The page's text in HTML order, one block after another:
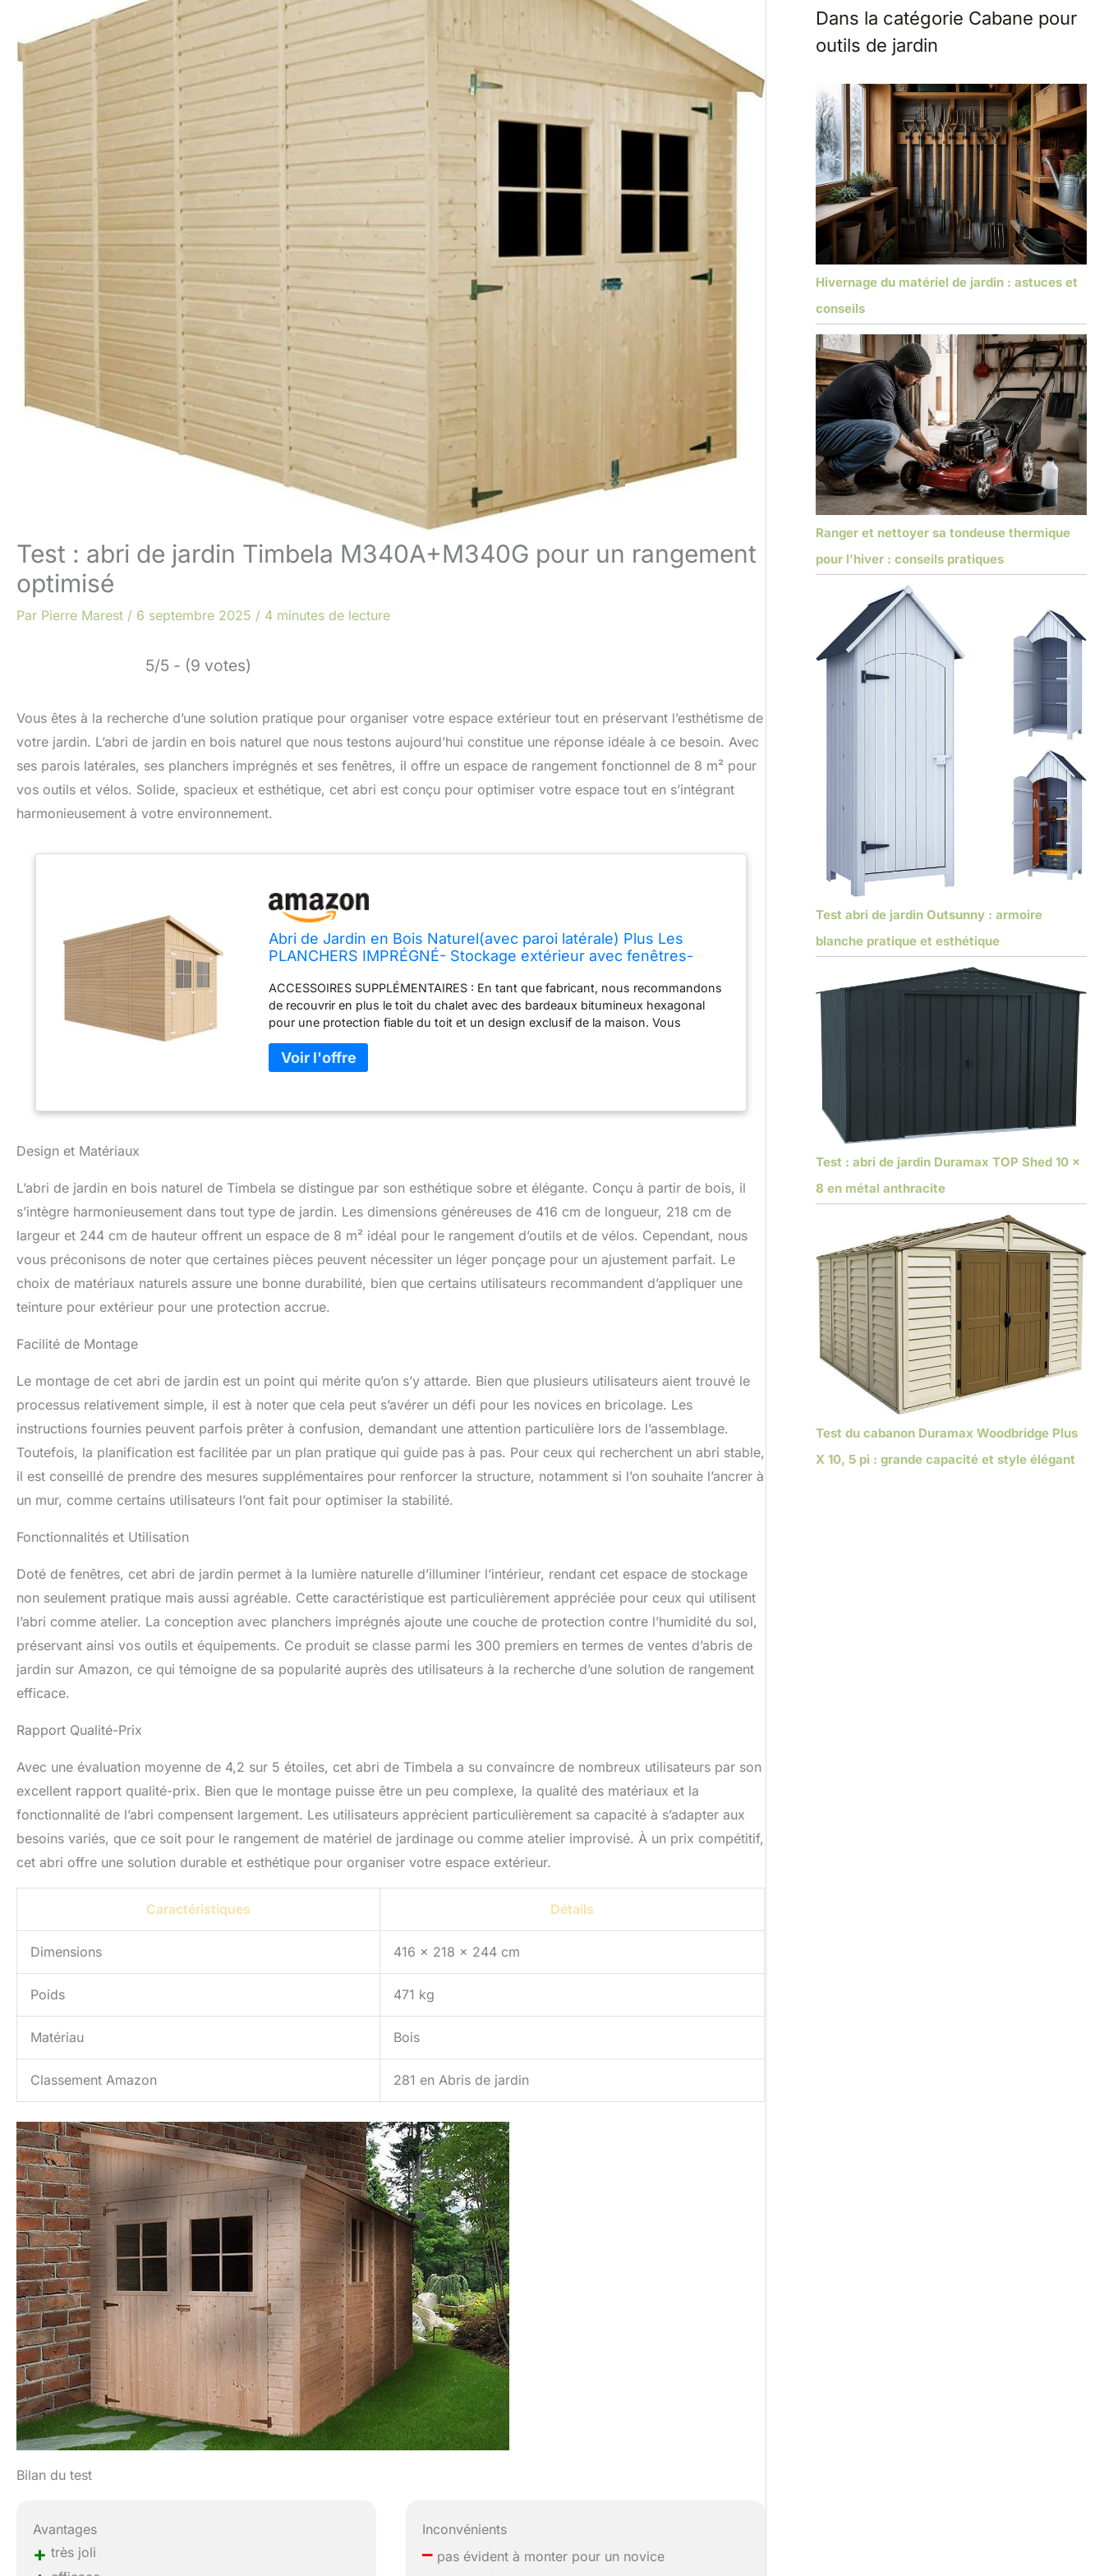
Test : abri de jardin Timbela M340A+M340G pour un rangement
optimisé
Par Pierre Marest / 6 septembre 2025 / 4 minutes de lecture
5/5 - (9 votes)
Vous êtes à la recherche d’une solution pratique pour organiser votre espace extérieur tout en préservant l’esthétisme de
votre jardin. L’abri de jardin en bois naturel que nous testons aujourd’hui constitue une réponse idéale à ce besoin. Avec
ses parois latérales, ses planchers imprégnés et ses fenêtres, il offre un espace de rangement fonctionnel de 8 m² pour
vos outils et vélos. Solide, spacieux et esthétique, cet abri est conçu pour optimiser votre espace tout en s’intégrant
harmonieusement à votre environnement.
Abri de Jardin en Bois Naturel(avec paroi latérale) Plus Les
PLANCHERS IMPRÉGNÉ- Stockage extérieur avec fenêtres-
TIMBELA M340A+M340G
ACCESSOIRES SUPPLÉMENTAIRES : En tant que fabricant, nous recommandons
de recouvrir en plus le toit du chalet avec des bardeaux bitumineux hexagonal
pour une protection fiable du toit et un design exclusif de la maison. Vous
JARDIN. Un grand espace de rangement avec une surface intérieure de 8 m2 et
un plafond de 244 cm. Beaucoup d'espace pour ranger les outils, les vélos, les
profitez plus que jamais de votre espace extérieur. TRÈS IMPORTANT - INDIQUEZ
affaires dans ce hangar en bois. Les deux fenêtres en Verre organique offrent
luminosité et visibilité. Pour plus de sécurité, il est livré avec un boulon de porte.
Des panneaux de revetement robustes- Revêtement en bois de sapin nordique de
haute qualité avec des panneaux de 17 mm d'épaisseur. PARFAIT COMME
MAISON D'ÉTÉ. Grâce à ses doubles portes et à ses fenêtres en Verre organique
offrant beaucoup de lumière naturelle, cette cabane de jardin est une magnifique
rapidement accessibles pour les chaudes journées d'été. RANGEMENT DE JARDIN
d'une garantie fabricant de 2 ans. Avec un entretien approprié, il vous offrira une
excellente durée de vie.
Design et Matériaux
L’abri de jardin en bois naturel de Timbela se distingue par son esthétique sobre et élégante. Conçu à partir de bois, il
s’intègre harmonieusement dans tout type de jardin. Les dimensions généreuses de 416 cm de longueur, 218 cm de
largeur et 244 cm de hauteur offrent un espace de 8 m² idéal pour le rangement d’outils et de vélos. Cependant, nous
vous préconisons de noter que certaines pièces peuvent nécessiter un léger ponçage pour un ajustement parfait. Le
choix de matériaux naturels assure une bonne durabilité, bien que certains utilisateurs recommandent d’appliquer une
teinture pour extérieur pour une protection accrue.
Facilité de Montage
Le montage de cet abri de jardin est un point qui mérite qu’on s’y attarde. Bien que plusieurs utilisateurs aient trouvé le
processus relativement simple, il est à noter que cela peut s’avérer un défi pour les novices en bricolage. Les
instructions fournies peuvent parfois prêter à confusion, demandant une attention particulière lors de l’assemblage.
Toutefois, la planification est facilitée par un plan pratique qui guide pas à pas. Pour ceux qui recherchent un abri stable,
il est conseillé de prendre des mesures supplémentaires pour renforcer la structure, notamment si l’on souhaite l’ancrer à
un mur, comme certains utilisateurs l’ont fait pour optimiser la stabilité.
Fonctionnalités et Utilisation
Doté de fenêtres, cet abri de jardin permet à la lumière naturelle d’illuminer l’intérieur, rendant cet espace de stockage
non seulement pratique mais aussi agréable. Cette caractéristique est particulièrement appréciée pour ceux qui utilisent
l’abri comme atelier. La conception avec planchers imprégnés ajoute une couche de protection contre l’humidité du sol,
préservant ainsi vos outils et équipements. Ce produit se classe parmi les 300 premiers en termes de ventes d’abris de
jardin sur Amazon, ce qui témoigne de sa popularité auprès des utilisateurs à la recherche d’une solution de rangement
efficace.
Rapport Qualité-Prix
Avec une évaluation moyenne de 4,2 sur 5 étoiles, cet abri de Timbela a su convaincre de nombreux utilisateurs par son
excellent rapport qualité-prix. Bien que le montage puisse être un peu complexe, la qualité des matériaux et la
fonctionnalité de l’abri compensent largement. Les utilisateurs apprécient particulièrement sa capacité à s’adapter aux
besoins variés, que ce soit pour le rangement de matériel de jardinage ou comme atelier improvisé. À un prix compétitif,
cet abri offre une solution durable et esthétique pour organiser votre espace extérieur.
Caractéristiques Détails
Dimensions 416 x 218 x 244 cm
Poids 471 kg
Matériau Bois
Classement Amazon 281 en Abris de jardin
Bilan du test
Avantages
+ très joli
Inconvénients
– pas évident à monter pour un novice
Dans la catégorie Cabane pour
outils de jardin
Hivernage du matériel de jardin : astuces et
conseils
Ranger et nettoyer sa tondeuse thermique
pour l’hiver : conseils pratiques
Test abri de jardin Outsunny : armoire
blanche pratique et esthétique
Test : abri de jardin Duramax TOP Shed 10 x
8 en métal anthracite
Test du cabanon Duramax Woodbridge Plus
X 10, 5 pi : grande capacité et style élégant